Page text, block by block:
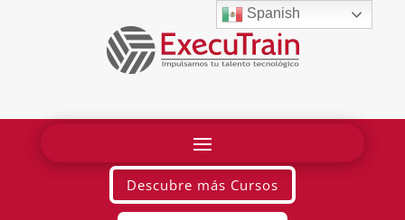
Descubre más Cursos
Spanish